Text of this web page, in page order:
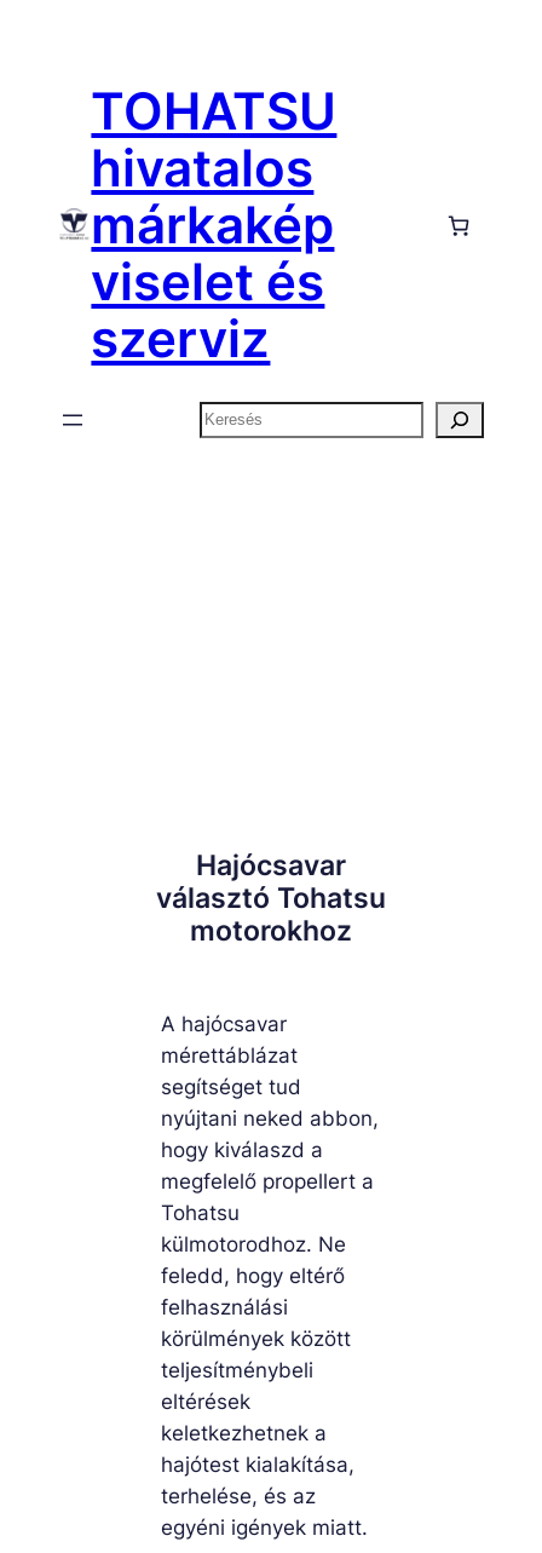
tartalomhozTOHATSU
hivatalos
márkakép
viselet és
szerviz
Keresés
Hajócsavar
választó Tohatsu
motorokhoz
A hajócsavar
mérettáblázat
segítséget tud
nyújtani neked abbon,
hogy kiválaszd a
megfelelő propellert a
Tohatsu
külmotorodhoz. Ne
feledd, hogy eltérő
felhasználási
körülmények között
teljesítménybeli
eltérések
keletkezhetnek a
hajótest kialakítása,
terhelése, és az
egyéni igények miatt.